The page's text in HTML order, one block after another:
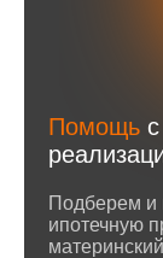
Помощь
Подберем и
ипотечную